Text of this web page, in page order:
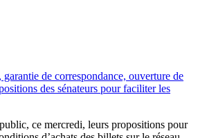
de correspondance, ouverture de
des sénateurs pour faciliter les
ce mercredi, leurs propositions pour